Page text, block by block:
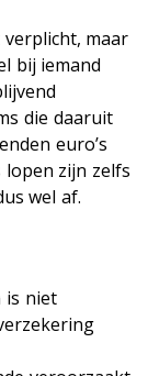
maar
bij iemand
die daaruit
euro’s
lopen zijn zelfs
wel af.
is niet